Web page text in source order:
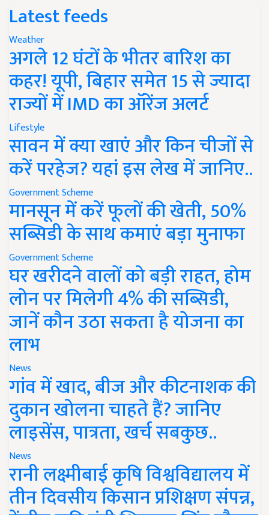
Latest feeds
Weather
अगले 12 घंटों के भीतर बारिश का
कहर! यूपी, बिहार समेत 15 से ज्यादा
राज्यों में IMD का ऑरेंज अलर्ट
Lifestyle
सावन में क्या खाएं और किन चीजों से
करें परहेज? यहां इस लेख में जानिए..
Government Scheme
मानसून में करें फूलों की खेती, 50%
सब्सिडी के साथ कमाएं बड़ा मुनाफा
Government Scheme
घर खरीदने वालों को बड़ी राहत, होम
लोन पर मिलेगी 4% की सब्सिडी,
जानें कौन उठा सकता है योजना का
लाभ
News
गांव में खाद, बीज और कीटनाशक की
दुकान खोलना चाहते हैं? जानिए
लाइसेंस, पात्रता, खर्च सबकुछ..
News
रानी लक्ष्मीबाई कृषि विश्वविद्यालय में
तीन दिवसीय किसान प्रशिक्षण संपन्न,